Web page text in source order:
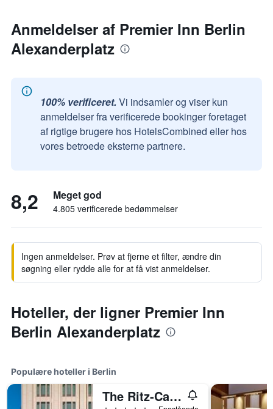
Anmeldelser af Premier Inn Berlin
Alexanderplatz
100% verificeret. Vi indsamler og viser kun
anmeldelser fra verificerede bookinger foretaget
af rigtige brugere hos HotelsCombined eller hos
vores betroede eksterne partnere.
8,2 Meget god
4.805 verificerede bedømmelser
Ingen anmeldelser. Prøv at fjerne et filter, ændre din
søgning eller rydde alle for at få vist anmeldelser.
Hoteller, der ligner Premier Inn
Berlin Alexanderplatz
Populære hoteller i Berlin
The Ritz-Carlton Berlin